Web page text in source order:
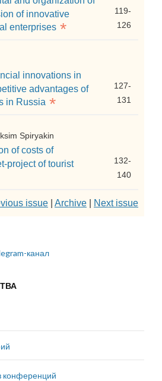
of innovative
enterprises *
119-
126
innovations in
advantages of
in Russia *
127-
131
Spiryakin
of costs of
project of tourist
132-
140
issue Archive Next issue
канал
конференций